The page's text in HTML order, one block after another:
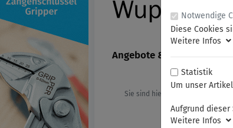
Angebote & Neuheiten
Sie sind hier:
Notwendige
Diese Cookies
Weitere Infos
Statistik
Um unser
Aufgrund
Weitere Infos